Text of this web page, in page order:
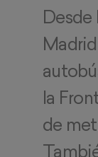
la
de